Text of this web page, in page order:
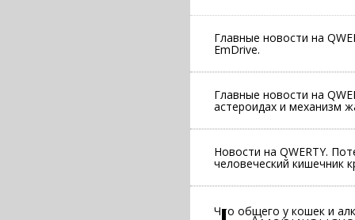
Главные новости на
EmDrive.
Главные новости на
астероидах и механизм
Новости на QWERTY.
человеческий кишечник
Что общего у кошек и